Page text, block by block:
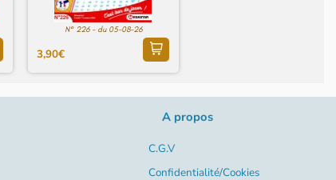
N° 226 - du 05-08-26
3,90€
A propos
C.G.V
Confidentialité/Cookies